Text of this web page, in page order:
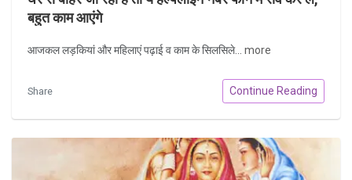
बहुत काम आएंगे
आजकल लड़कियां और महिलाएं पढ़ाई व काम के सिलसिले... more
Share Continue Reading